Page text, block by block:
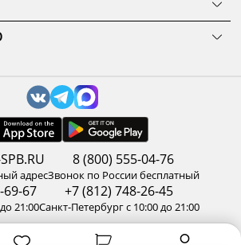
обмена и возврата товара
ДМС-Маркет
труда
данных
соглашение
адрес
8 (800) 555-04-76
Звонок по России бесплатный
69-67
21:00
+7 (812) 748-26-45
Санкт-Петербург с 10:00 до 21:00